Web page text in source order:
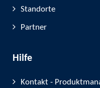
Standorte
Partner
Hilfe
Kontakt -